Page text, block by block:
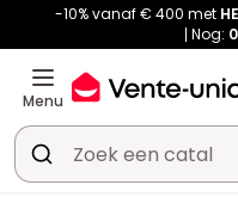
-10% vanaf € 400 met
Nog:
Menu